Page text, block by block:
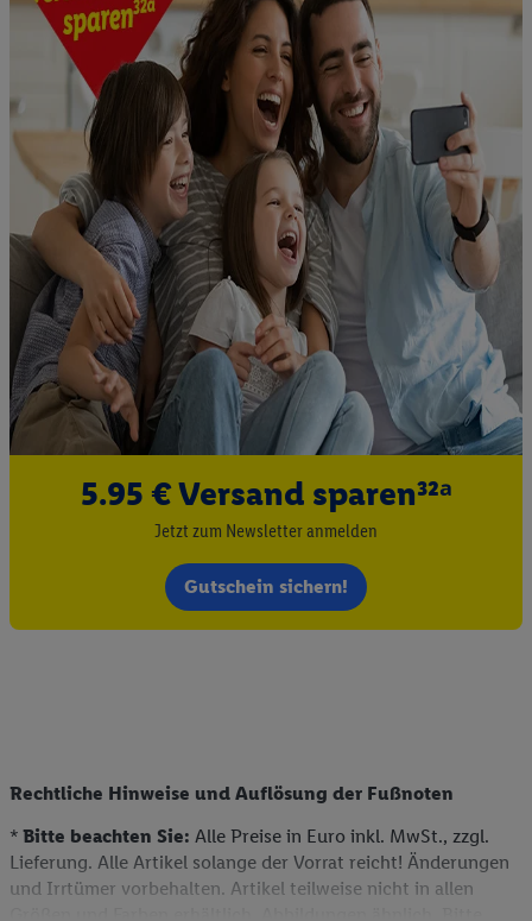
5.95 € Versand sparen³²ᵃ
Jetzt zum Newsletter anmelden
Gutschein sichern!
Rechtliche Hinweise und Auflösung der Fußnoten
* Bitte beachten Sie: Alle Preise in Euro inkl. MwSt., zzgl.
Lieferung. Alle Artikel solange der Vorrat reicht! Änderungen
und Irrtümer vorbehalten. Artikel teilweise nicht in allen